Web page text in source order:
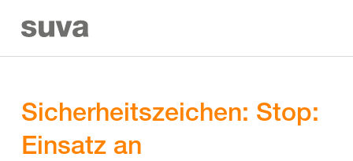
Sicherheitszeichen: Stop:
Einsatz an